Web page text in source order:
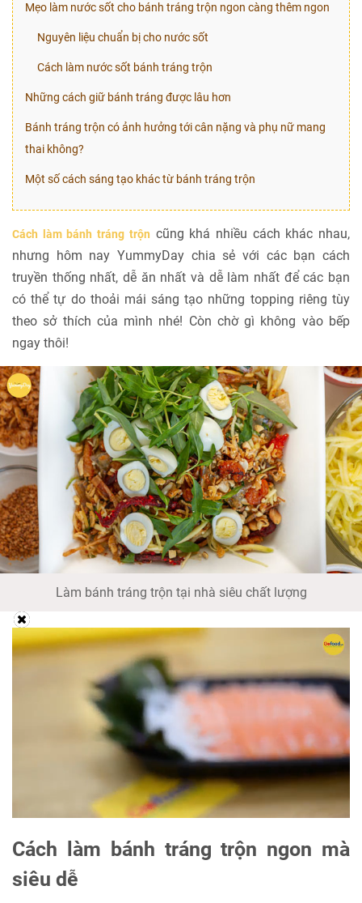
Mẹo làm nước sốt cho bánh tráng trộn ngon càng thêm ngon
Nguyên liệu chuẩn bị cho nước sốt
Cách làm nước sốt bánh tráng trộn
Những cách giữ bánh tráng được lâu hơn
Bánh tráng trộn có ảnh hưởng tới cân nặng và phụ nữ mang
thai không?
Một số cách sáng tạo khác từ bánh tráng trộn
Cách làm bánh tráng trộn cũng khá nhiều cách khác nhau,
nhưng hôm nay YummyDay chia sẻ với các bạn cách
truyền thống nhất, dễ ăn nhất và dễ làm nhất để các bạn
có thể tự do thoải mái sáng tạo những topping riêng tùy
theo sở thích của mình nhé! Còn chờ gì không vào bếp
ngay thôi!
Làm bánh tráng trộn tại nhà siêu chất lượng
Cách làm bánh tráng trộn ngon mà
siêu dễ